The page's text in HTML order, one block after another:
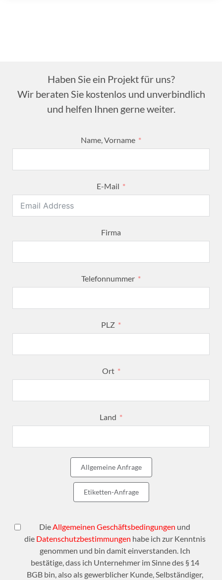
Haben Sie ein Projekt für uns?
Wir beraten Sie kostenlos und unverbindlich
und helfen Ihnen gerne weiter.
Name, Vorname
E-Mail
Firma
Telefonnummer
PLZ
Ort
Land
Allgemeine Anfrage
Etiketten-Anfrage
DieAllgemeinen Geschäftsbedingungen und
die Datenschutzbestimmungen habe ich zur Kenntnis
genommen und bin damit einverstanden. Ich
bestätige, dass ich Unternehmer im Sinne des § 14
BGB bin, also als gewerblicher Kunde, Selbständiger,